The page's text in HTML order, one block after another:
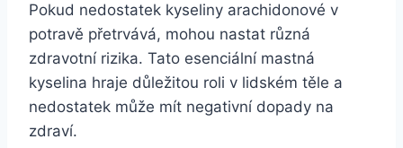
Pokud nedostatek kyseliny arachidonové v
potravě přetrvává, mohou nastat různá
zdravotní rizika. Tato esenciální mastná
kyselina hraje důležitou roli v lidském těle a
nedostatek může mít negativní dopady na
zdraví.